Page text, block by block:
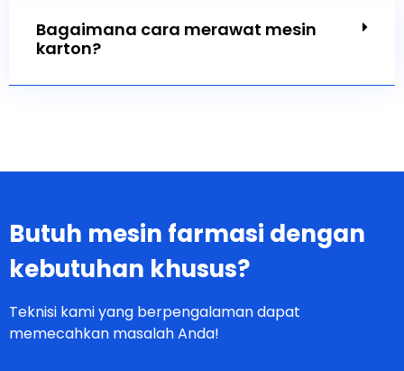
Bagaimana cara merawat mesin
Butuh mesin farmasi dengan
Teknisi kami yang berpengalaman dapat